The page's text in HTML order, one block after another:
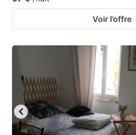
dates.
Voir l’offre